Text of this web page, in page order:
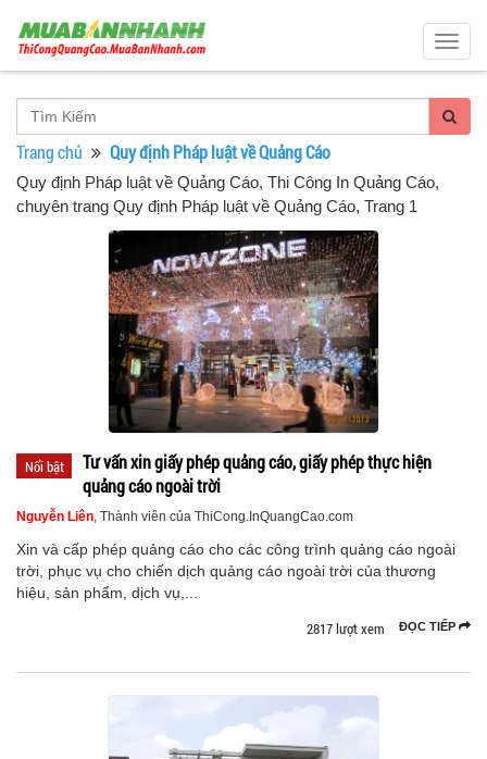
Trang chủ Quy định Pháp luật về Quảng Cáo
Quy định Pháp luật về Quảng Cáo, Thi Công In Quảng Cáo,
chuyên trang Quy định Pháp luật về Quảng Cáo, Trang 1
Nổi bật
Tư vấn xin giấy phép quảng cáo, giấy phép thực hiện
quảng cáo ngoài trời
Nguyễn Liên, Thành viên của ThiCong.InQuangCao.com
Xin và cấp phép quảng cáo cho các công trình quảng cáo ngoài
trời, phục vụ cho chiến dịch quảng cáo ngoài trời của thương
hiệu, sản phẩm, dịch vụ,...
ĐỌC TIẾP
2817 lượt xem